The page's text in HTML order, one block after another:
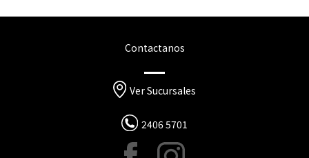
Contactanos
Ver Sucursales
2406 5701